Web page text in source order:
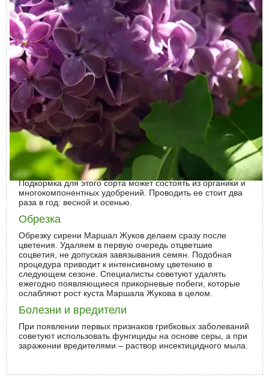
Идеальным грунтом для выращивания описываемого
сорта считают суглинок.
Выращивание и уход
Поскольку сирень нуждается в хорошо увлажненном
грунте, лучше укладывать около ствола мульчу. Неплохо
зарекомендовали себя кора и солома. Со временем они
станут неплохой подкормкой с медленным
высвобождением микроэлементов, а в первый год мульча
сдерживает рост сорняков и сохраняет в почве влагу.
Полив и подкормки
Когда сирень Маршал Жуков начинает набирать цвет,
кустарник нуждается в более обильном поливе. Советуют
орошать грунт вокруг не реже двух раз в неделю, тогда
цветение будет обильным и красочным.
Подкормка для этого сорта может состоять из органики и
многокомпонентных удобрений. Проводить ее стоит два
раза в год: весной и осенью.
Обрезка
Обрезку сирени Маршал Жуков делаем сразу после
цветения. Удаляем в первую очередь отцветшие
соцветия, не допуская завязывания семян. Подобная
процедура приводит к интенсивному цветению в
следующем сезоне. Специалисты советуют удалять
ежегодно появляющиеся прикорневые побеги, которые
ослабляют рост куста Маршала Жукова в целом.
Болезни и вредители
При появлении первых признаков грибковых заболеваний
советуют использовать фунгициды на основе серы, а при
заражении вредителями – раствор инсектицидного мыла.